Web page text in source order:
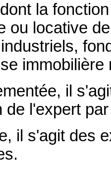
la
ou locative
il
de l'expert
il s'agit des